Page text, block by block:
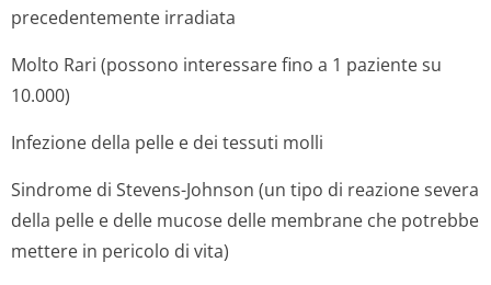
precedentemente irradiata
Molto Rari (possono interessare fino a 1 paziente su
10.000)
Infezione della pelle e dei tessuti molli
Sindrome di Stevens-Johnson (un tipo di reazione severa
della pelle e delle mucose delle membrane che potrebbe
mettere in pericolo di vita)